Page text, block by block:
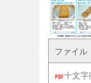
ファイル
十文字